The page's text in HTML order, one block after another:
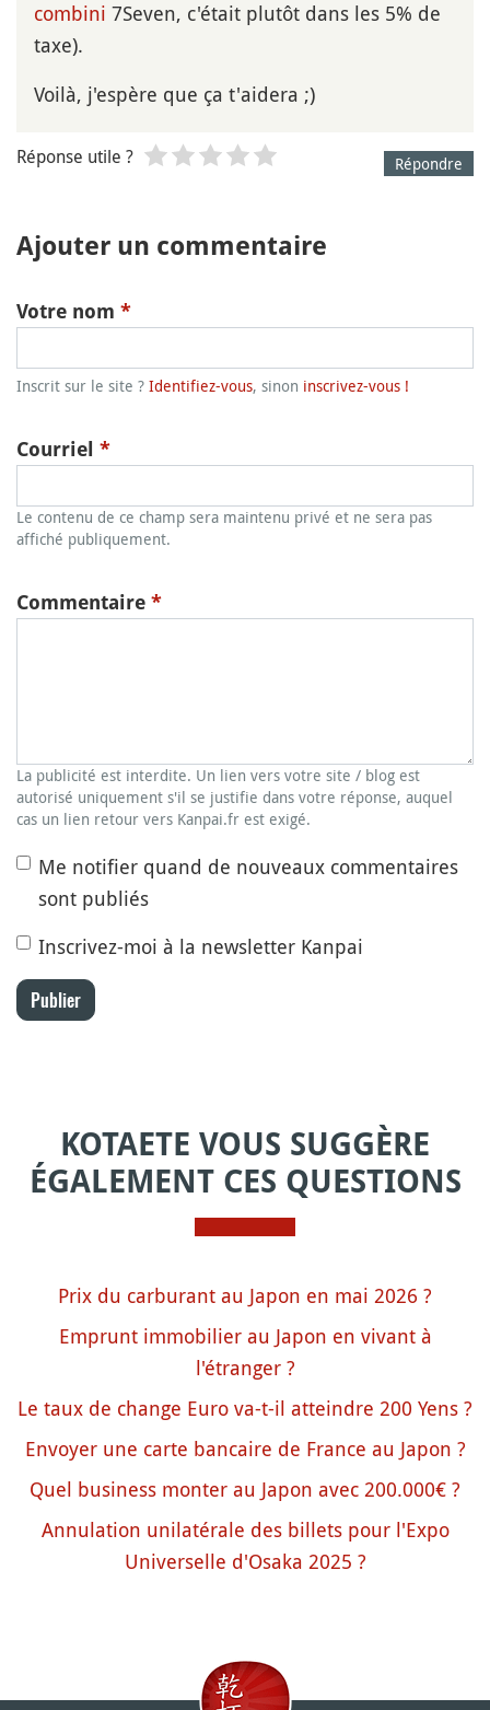
combini 7Seven, c'était plutôt dans les 5% de
taxe).
Voilà, j'espère que ça t'aidera ;)
Répondre
Réponse utile ?
Ajouter un commentaire
Votre nom *
Inscrit sur le site ? Identifiez-vous, sinon inscrivez-vous !
Courriel *
Le contenu de ce champ sera maintenu privé et ne sera pas
affiché publiquement.
Commentaire *
La publicité est interdite. Un lien vers votre site / blog est
autorisé uniquement s'il se justifie dans votre réponse, auquel
cas un lien retour vers Kanpai.fr est exigé.
Me notifier quand de nouveaux commentaires
sont publiés
Inscrivez-moi à la newsletter Kanpai
Publier
KOTAETE VOUS SUGGÈRE
ÉGALEMENT CES QUESTIONS
Prix du carburant au Japon en mai 2026 ?
Emprunt immobilier au Japon en vivant à
l'étranger ?
Le taux de change Euro va-t-il atteindre 200 Yens ?
Envoyer une carte bancaire de France au Japon ?
Quel business monter au Japon avec 200.000€ ?
Annulation unilatérale des billets pour l'Expo
Universelle d'Osaka 2025 ?